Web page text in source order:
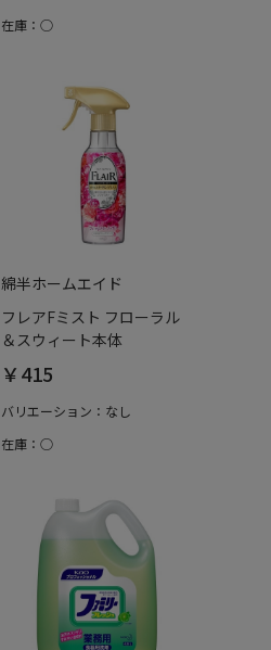
在庫：○
綿半ホームエイド
フレアFミスト フローラル
＆スウィート本体
￥415
バリエーション：なし
在庫：○